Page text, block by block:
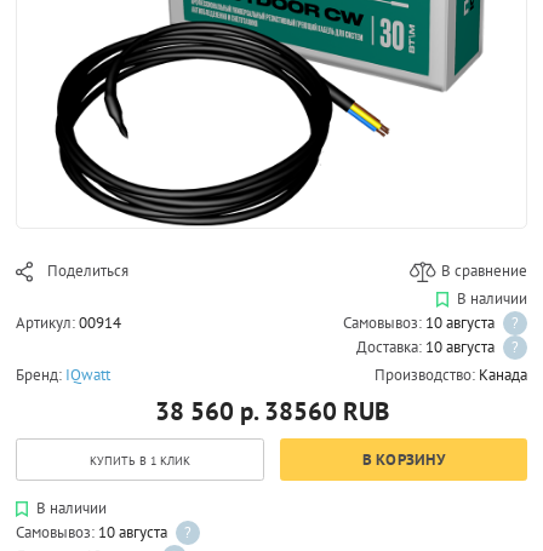
Поделиться В сравнение
Артикул:00914
В наличии
Самовывоз: 10 августа
?
Доставка: 10 августа
?
Бренд: IQwatt Производство: Канада
38 560 р. 38560 RUB
КУПИТЬ В 1 КЛИК В КОРЗИНУ
В наличии
Самовывоз: 10 августа
?